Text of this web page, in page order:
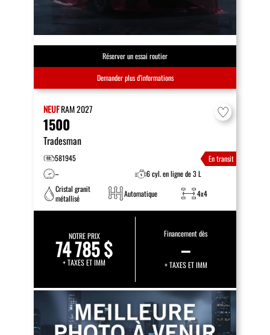
Réserver un essai routier
Demander plus d’informations
NEUFRAM2027
1500
Tradesman
581945
En transit
–
6 cyl. en ligne de 3 L
Cristal granit
métallisé
Automatique 4x4
NOTRE PRIX
74 785 $
+ TAXES ET IMM
Financement dès
–
+ TAXES ET IMM